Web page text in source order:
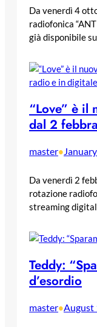
Da venerdì 4
radiofonica
già disponibile
“Love” è il
dal 2
master•
Da venerdì 2
rotazione
streaming
Teddy:
d’esordio
master•August